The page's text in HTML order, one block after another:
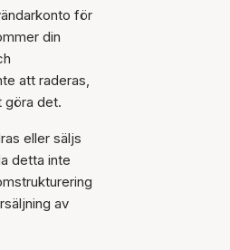
för
din
att raderas,
göra det.
eller säljs
detta inte
av